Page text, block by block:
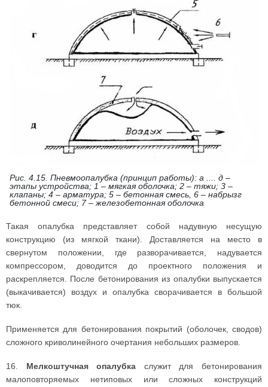
Рис. 4.15. Пневмоопалубка (принцип работы): а .... д –
этапы устройства; 1 – мягкая оболочка; 2 – тяжи; 3 –
клапаны; 4 – арматура; 5 – бетонная смесь, 6 – набрызг
бетонной смеси; 7 – железобетонная оболочка
Такая опалубка представляет собой надувную несущую
конструкцию (из мягкой ткани). Доставляется на место в
свернутом положении, где разворачивается, надувается
компрессором, доводится до проектного положения и
раскрепляется. После бетонирования из опалубки выпускается
(выкачивается) воздух и опалубка сворачивается в большой
тюк.
Применяется для бетонирования покрытий (оболочек, сводов)
сложного криволинейного очертания небольших размеров.
16. Мелкоштучная опалубка служит для бетонирования
малоповторяемых нетиповых или сложных конструкций